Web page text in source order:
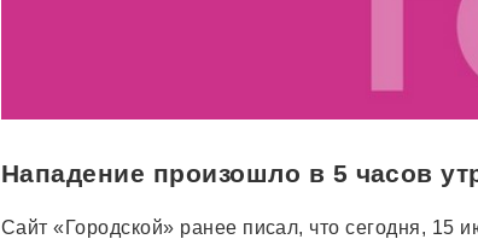
Нападение произошло в 5 часов
Сайт «Городской» ранее писал, что сегодня, 15